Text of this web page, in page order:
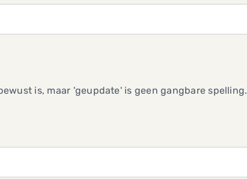
is, maar 'geupdate' is geen gangbare spelling.